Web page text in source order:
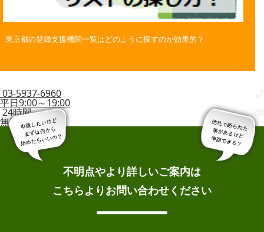
東京都の登録支援機関一覧はどのように探すのが効果的？
03-5937-6960
平日9:00～19:00
24時間
無料相談
不明点やより詳しいご案内は
こちらよりお問い合わせください